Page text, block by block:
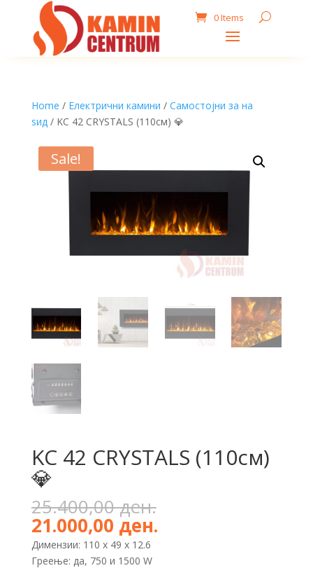
0 Items
Home / Електрични камини / Самостојни за на
ѕид/ KC 42 CRYSTALS (110см) 💎
Sale!
KC 42 CRYSTALS (110см)
💎
25.400,00ден.
21.000,00 ден.Current
price
Димензии: 110 х 49 x 12.6
Греење: да, 750 и 1500 W